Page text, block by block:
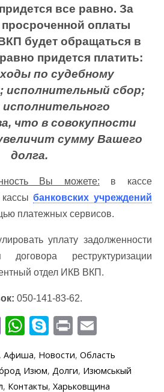
все равно. За
оплаты
будет обращаться в
придется платить:
по судебному
исполнительный сбор;
что в совокупности
сумму Вашего
долга.
Вы можете: в кассе
кассыбанковских учреждений
платежных сервисов.
уплату задолженности
реструктуризации
отдел ИКВ ВКП.
050-141-83-62.
Vi
b
er
W
at
s
S
y
p
Pr
in
t ai
l
, Афиша, Новости, Область
Изюм, Долги, Изюмськый
, Контакты, Харьковщина